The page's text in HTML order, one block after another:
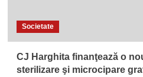
Societate
CJ Harghita finanţează o
sterilizare şi microcipare